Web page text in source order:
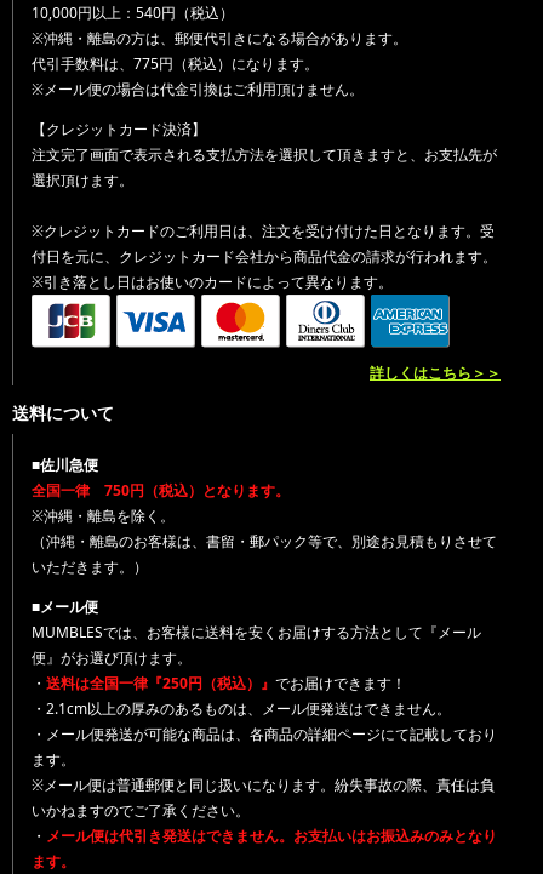
10,000円以上：540円（税込）
※沖縄・離島の方は、郵便代引きになる場合があります。
代引手数料は、775円（税込）になります。
※メール便の場合は代金引換はご利用頂けません。
【クレジットカード決済】
注文完了画面で表示される支払方法を選択して頂きますと、お支払先が
選択頂けます。
※クレジットカードのご利用日は、注文を受け付けた日となります。受
付日を元に、クレジットカード会社から商品代金の請求が行われます。
※引き落とし日はお使いのカードによって異なります。
詳しくはこちら＞＞
送料について
■佐川急便
全国一律 750円（税込）となります。
※沖縄・離島を除く。
（沖縄・離島のお客様は、書留・郵パック等で、別途お見積もりさせて
いただきます。）
■メール便
MUMBLESでは、お客様に送料を安くお届けする方法として『メール
便』がお選び頂けます。
・ 送料は全国一律『250円（税込）』 でお届けできます！
・2.1cm以上の厚みのあるものは、メール便発送はできません。
・メール便発送が可能な商品は、各商品の詳細ページにて記載しており
ます。
※メール便は普通郵便と同じ扱いになります。紛失事故の際、責任は負
いかねますのでご了承ください。
・ メール便は代引き発送はできません。お支払いはお振込みのみとなり
ます。